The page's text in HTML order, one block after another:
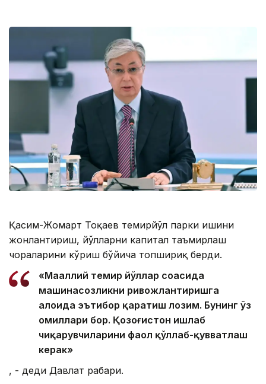
Қасим-Жомарт Тоқаев темирйўл парки ишини
жонлантириш, йўлларни капитал таъмирлаш
чораларини кўриш бўйича топшириқ берди.
«Маҳаллий темир йўллар соҳасида
машинасозликни ривожлантиришга
алоҳида эътибор қаратиш лозим. Бунинг ўз
омиллари бор. Қозоғистон ишлаб
чиқарувчиларини фаол қўллаб-қувватлаш
керак»
, - деди Давлат раҳбари.